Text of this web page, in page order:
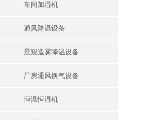
车间加湿机
通风降温设备
景观造雾降温设备
厂房通风换气设备
恒温恒湿机